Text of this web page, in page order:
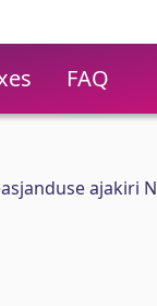
FAQ
ajakiri